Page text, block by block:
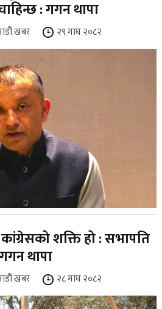
: गगन थापा
खबर २९ माघ २०८२
शक्ति हो : सभापति
गगन थापा
खबर २८ माघ २०८२